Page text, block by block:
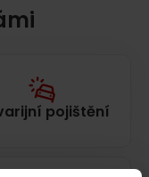
pojištění